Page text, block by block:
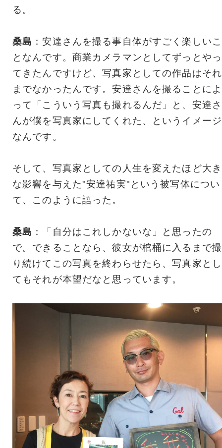
る。
桑島 ：安達さんを撮る事自体がすごく楽しいこ
となんです。商業カメラマンとしてずっとやっ
てきたんですけど、写真家としての作品はそれ
までなかったんです。安達さんを撮ることによ
って「こういう写真も撮れるんだ」と、安達さ
んが僕を写真家にしてくれた、というイメージ
なんです。
そして、写真家としての人生を変えたほど大き
な影響を与えた"安達祐実"という被写体につい
て、このように語った。
桑島 ：「自分はこれしかないな」と思ったの
で。できることなら、彼女が棺桶に入るまで撮
り続けてこの写真を終わらせたら、写真家とし
てもそれが本望だなと思っています。